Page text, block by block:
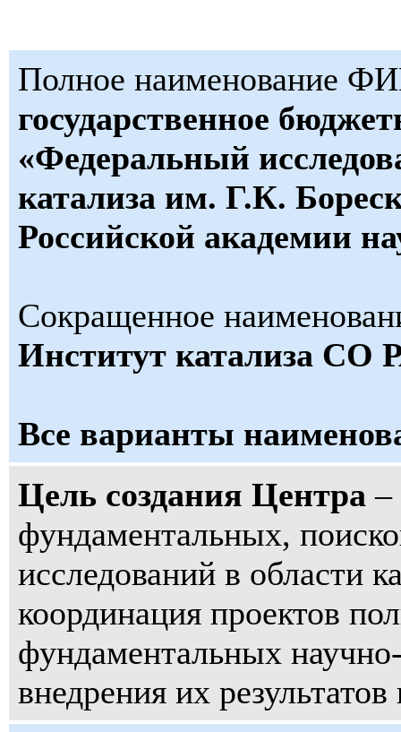
Полное наименование
государственное
«Федеральный
катализа им. Г.К.
Российской академии
Сокращенное
Институт катализа СО
Все варианты
Цель создания Центра –
фундаментальных,
исследований в области
координация проектов
фундаментальных
внедрения их